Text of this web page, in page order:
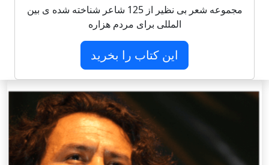
مجموعه شعر بی نظیر از 125 شاعر شناخته شده ی بین
المللی برای مردم هزاره
این کتاب را بخرید